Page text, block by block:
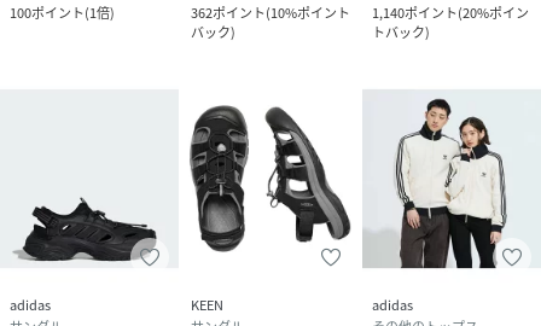
100ポイント(1倍)
362ポイント(10%ポイント
バック)
1,140ポイント(20%ポイン
トバック)
adidas
KEEN
adidas